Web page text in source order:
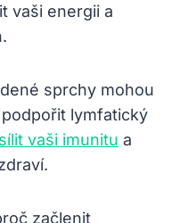
vaši energii a
sprchy mohou
lymfatický
vaši imunitu a